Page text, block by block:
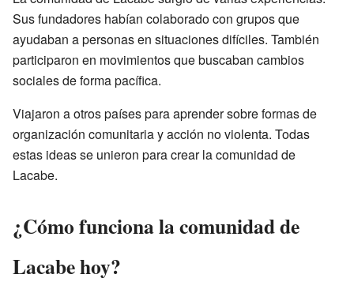
Sus fundadores habían colaborado con grupos que
ayudaban a personas en situaciones difíciles. También
participaron en movimientos que buscaban cambios
sociales de forma pacífica.
Viajaron a otros países para aprender sobre formas de
organización comunitaria y acción no violenta. Todas
estas ideas se unieron para crear la comunidad de
Lacabe.
¿Cómo funciona la comunidad de
Lacabe hoy?